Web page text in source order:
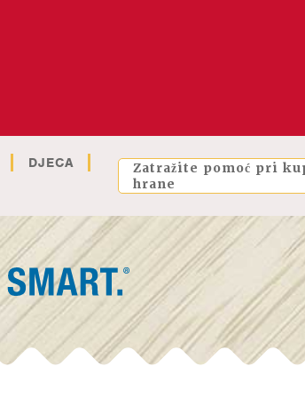
DJECA
Zatražite pomoć pri
hrane